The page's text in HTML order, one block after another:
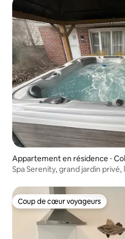
Appartement en résidence ⋅
Spa Serenity, grand jardin privé,
Coup de cœur voyageurs
Coup de cœur voyageurs